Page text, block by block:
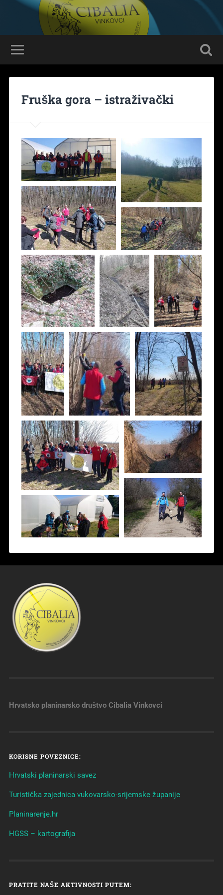
Fruška gora – istraživački
Hrvatsko planinarsko društvo Cibalia Vinkovci
KORISNE POVEZNICE:
Hrvatski planinarski savez
Turistička zajednica vukovarsko-srijemske županije
Planinarenje.hr
HGSS – kartografija
PRATITE NAŠE AKTIVNOSTI PUTEM: